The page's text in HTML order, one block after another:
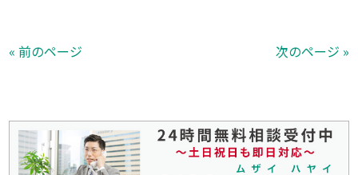
« 前のページ 次のページ »